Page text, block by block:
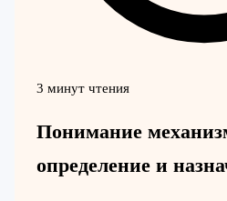
3 минут чтения
Понимание
определение и